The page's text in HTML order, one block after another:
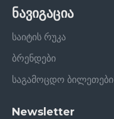
ნავიგაცია
საიტის რუკა
ბრენდები
საგამოცდო ბილეთები
Newsletter